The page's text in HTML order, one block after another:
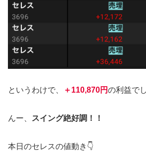
というわけで、 ＋110,870円の利益で
んー、 スイング絶好調！！
本日のセレスの値動き👇